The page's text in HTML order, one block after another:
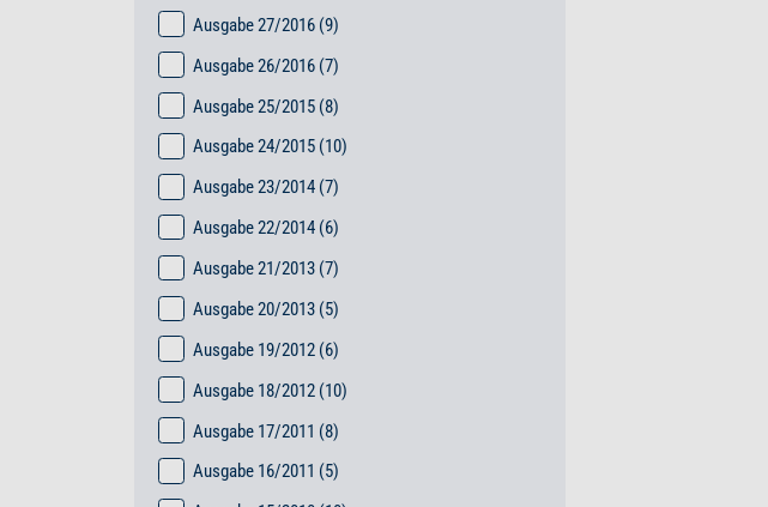
Ausgabe 27/2016 (9)
Ausgabe 26/2016 (7)
Ausgabe 25/2015 (8)
Ausgabe 24/2015 (10)
Ausgabe 23/2014 (7)
Ausgabe 22/2014 (6)
Ausgabe 21/2013 (7)
Ausgabe 20/2013 (5)
Ausgabe 19/2012 (6)
Ausgabe 18/2012 (10)
Ausgabe 17/2011 (8)
Ausgabe 16/2011 (5)